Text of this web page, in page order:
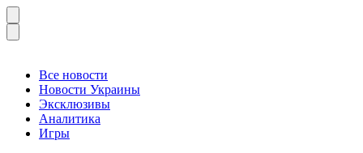
Все новости
Новости Украины
Эксклюзивы
Аналитика
Игры